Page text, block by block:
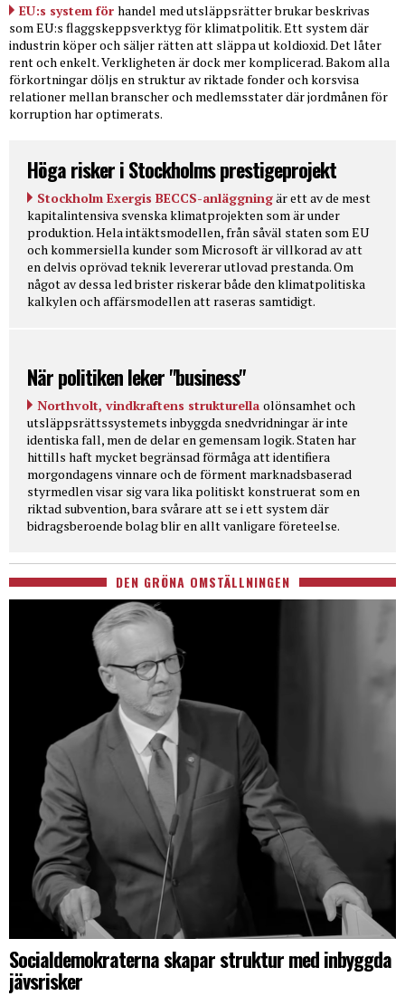
EU:s system för handel med utsläppsrätter brukar beskrivas
som EU:s flaggskeppsverktyg för klimatpolitik. Ett system där
industrin köper och säljer rätten att släppa ut koldioxid. Det låter
rent och enkelt. Verkligheten är dock mer komplicerad. Bakom alla
förkortningar döljs en struktur av riktade fonder och korsvisa
relationer mellan branscher och medlemsstater där jordmånen för
korruption har optimerats.
Höga risker i Stockholms prestigeprojekt
Stockholm Exergis BECCS-anläggningär ett av de mest
kapitalintensiva svenska klimatprojekten som är under
produktion. Hela intäktsmodellen, från såväl staten som EU
och kommersiella kunder som Microsoft är villkorad av att
en delvis oprövad teknik levererar utlovad prestanda. Om
något av dessa led brister riskerar både den klimatpolitiska
kalkylen och affärsmodellen att raseras samtidigt.
När politiken leker "business"
Northvolt, vindkraftens strukturella olönsamhet och
utsläppsrättssystemets inbyggda snedvridningar är inte
identiska fall, men de delar en gemensam logik. Staten har
hittills haft mycket begränsad förmåga att identifiera
morgondagens vinnare och de förment marknadsbaserad
styrmedlen visar sig vara lika politiskt konstruerat som en
riktad subvention, bara svårare att se i ett system där
bidragsberoende bolag blir en allt vanligare företeelse.
DEN GRÖNA OMSTÄLLNINGEN
Socialdemokraterna skapar struktur med inbyggda
jävsrisker